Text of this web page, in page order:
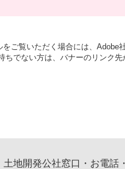
ご覧いただく場合には、Adobe
ちでない方は、バナーのリンク
地開発公社窓口・お電話